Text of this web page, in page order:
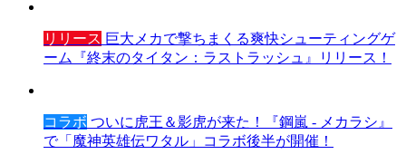
リリース 巨大メカで撃ちまくる爽快シューティングゲ
ーム『終末のタイタン：ラストラッシュ』リリース！
コラボ ついに虎王＆影虎が来た！『鋼嵐 - メカラシ』
で「魔神英雄伝ワタル」コラボ後半が開催！